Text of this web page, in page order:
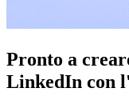
Pronto a
LinkedIn con